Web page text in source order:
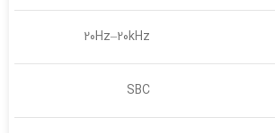
20Hz–20kHz
SBC